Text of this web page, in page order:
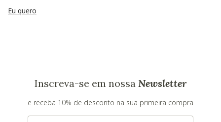
Eu quero
Inscreva-se em nossa Newsletter
e receba 10% de desconto na sua primeira compra
E-mail